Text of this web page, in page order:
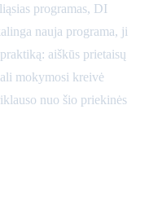
programas, DI
nauja programa, ji
aiškūs prietaisų
mokymosi kreivė
nuo šio priekinės